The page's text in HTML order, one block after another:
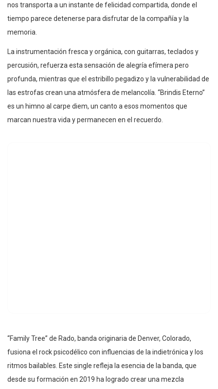
nos transporta a un instante de felicidad compartida, donde el
tiempo parece detenerse para disfrutar de la compañía y la
memoria.
La instrumentación fresca y orgánica, con guitarras, teclados y
percusión, refuerza esta sensación de alegría efímera pero
profunda, mientras que el estribillo pegadizo y la vulnerabilidad de
las estrofas crean una atmósfera de melancolía. “Brindis Eterno”
es un himno al carpe diem, un canto a esos momentos que
marcan nuestra vida y permanecen en el recuerdo.
“Family Tree” de Rado, banda originaria de Denver, Colorado,
fusiona el rock psicodélico con influencias de la indietrónica y los
ritmos bailables. Este single refleja la esencia de la banda, que
desde su formación en 2019 ha logrado crear una mezcla